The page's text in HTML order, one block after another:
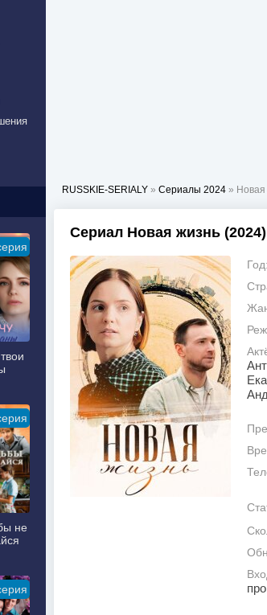
RUSSKIE-SERIALY » Сериалы 2024 » Новая
Сериал Новая жизнь
Год:
не